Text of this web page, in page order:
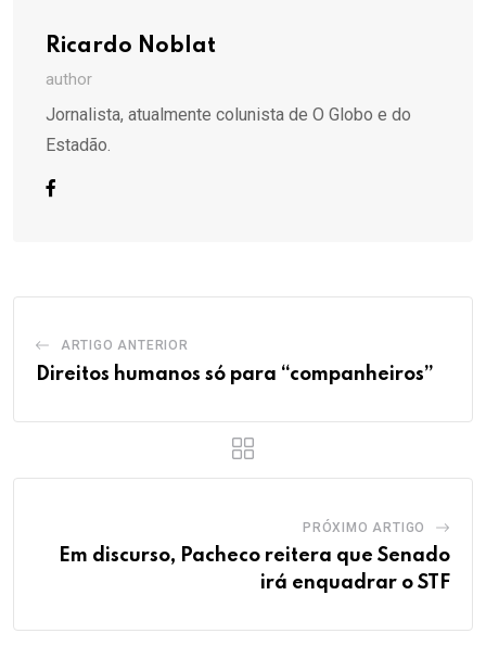
Ricardo Noblat
author
Jornalista, atualmente colunista de O Globo e do
Estadão.
ARTIGO ANTERIOR
Direitos humanos só para “companheiros”
PRÓXIMO ARTIGO
Em discurso, Pacheco reitera que Senado
irá enquadrar o STF